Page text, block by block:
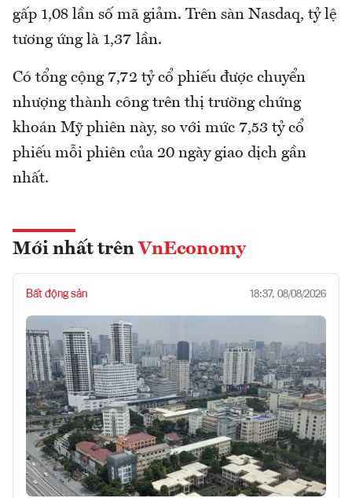
gấp 1,08 lần số mã giảm. Trên sàn Nasdaq, tỷ lệ
tương ứng là 1,37 lần.
Có tổng cộng 7,72 tỷ cổ phiếu được chuyển
nhượng thành công trên thị trường chứng
khoán Mỹ phiên này, so với mức 7,53 tỷ cổ
phiếu mỗi phiên của 20 ngày giao dịch gần
nhất.
Mới nhất trên VnEconomy
Bất động sản 18:37, 08/08/2026